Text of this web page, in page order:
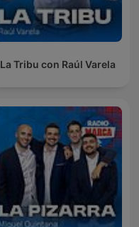
La Tribu con Raúl Varela